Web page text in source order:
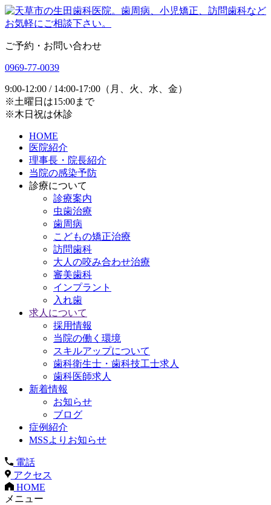
ご予約・お問い合わせ
0969-77-0039
9:00-12:00 / 14:00-17:00（月、火、水、金）
※土曜日は15:00まで
※木日祝は休診
HOME
医院紹介
理事長・院長紹介
当院の感染予防
診療について
診療案内
虫歯治療
歯周病
こどもの矯正治療
訪問歯科
大人の咬み合わせ治療
審美歯科
インプラント
入れ歯
求人について
採用情報
当院の働く環境
スキルアップについて
歯科衛生士・歯科技工士求人
歯科医師求人
新着情報
お知らせ
ブログ
症例紹介
MSSよりお知らせ
電話
アクセス
HOME
メニュー